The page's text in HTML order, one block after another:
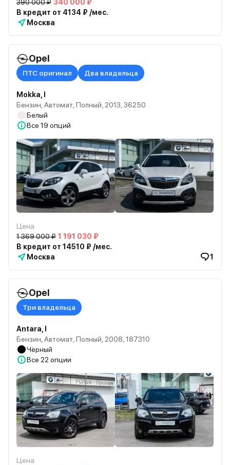
390 000 ₽ 340 000 ₽
В кредит от 4134 ₽ /мес.
Москва
Opel
ПТС оригинал Два владельца
Mokka, I
Бензин, Автомат, Полный, 2013, 36250
Белый
Все 19 опций
Цена
1 369 000 ₽ 1 191 030 ₽
В кредит от 14510 ₽ /мес.
Москва
1
Opel
Три владельца
Antara, I
Бензин, Автомат, Полный, 2008, 187310
Чёрный
Все 22 опции
Цена